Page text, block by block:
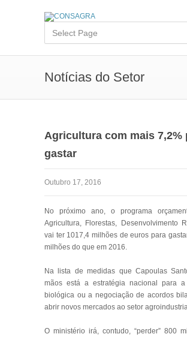
Notícias do Setor
Agricultura com mais 7,2%
gastar
Outubro 17, 2016
No próximo ano, o programa
Agricultura, Florestas, Desenvolvimento
vai ter 1017,4 milhões de euros para
milhões do que em 2016.
Na lista de medidas que Capoulas
mãos está a estratégia nacional para a
biológica ou a negociação de acordos
abrir novos mercados ao setor
O ministério irá, contudo, “perder” 800